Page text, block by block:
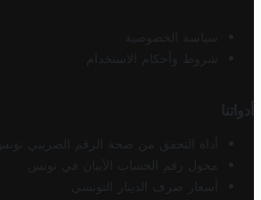
سياسة الخصوصية
شروط وأحكام الاستخدام
أدواتنا
أداة التحقق من صحة الرقم الضريبي تونس
محول رقم الحساب الآيبان في تونس
أسعار صرف الدينار التونسي